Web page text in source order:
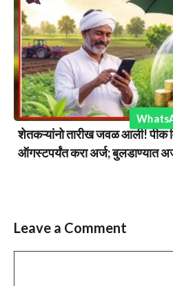
शेतकऱ्यांनो तारीख जवळ आली! पीक
ऑगस्टपर्यंत करा अर्ज; बुलडाण्यात
Leave a Comment